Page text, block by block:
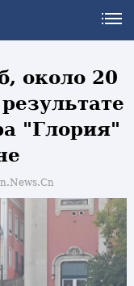
около 20
"Глория"